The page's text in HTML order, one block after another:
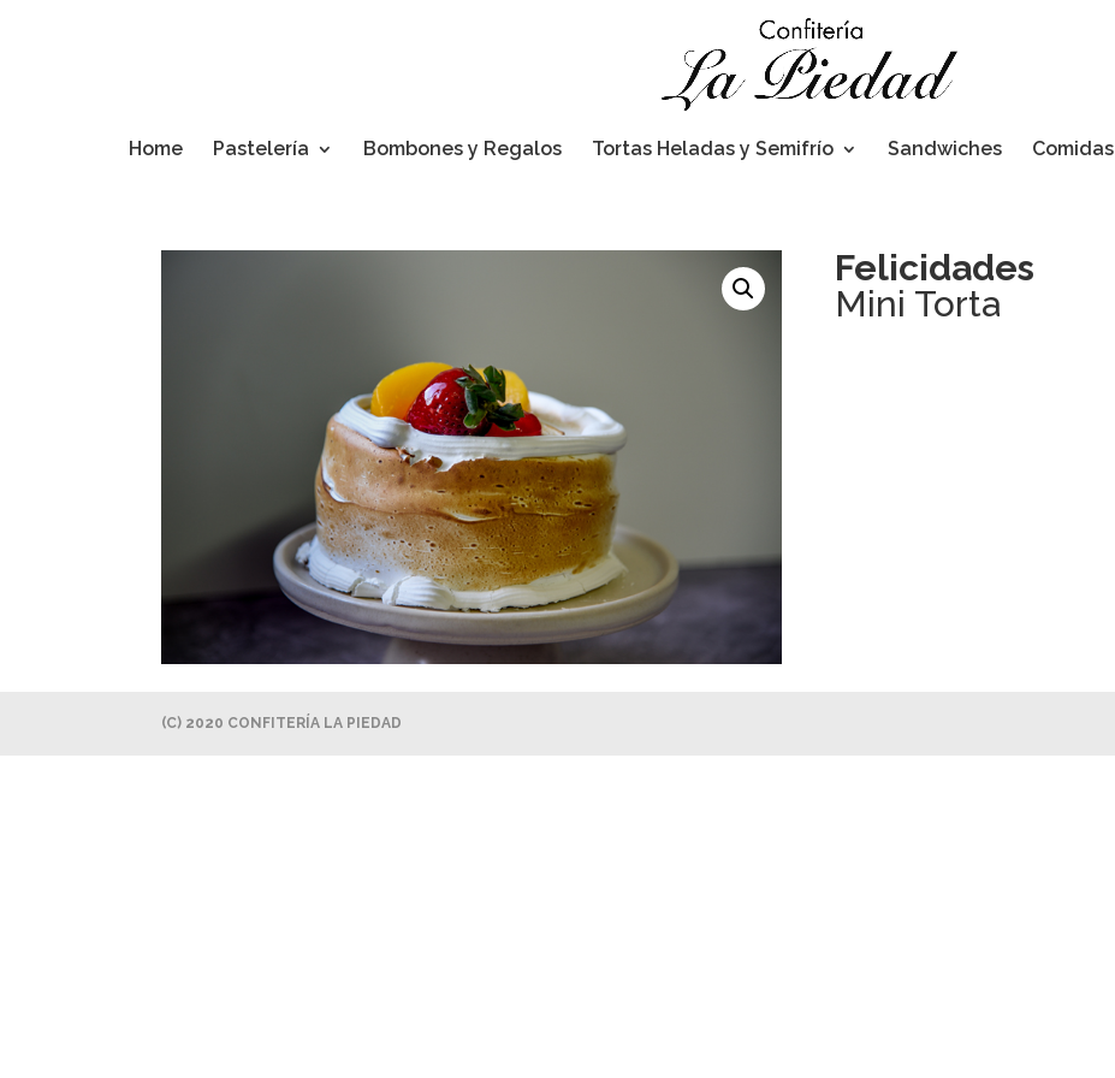
Home Pastelería Bombones y Regalos Tortas Heladas y Semifrío Sandwiches Comidas
Felicidades
Mini Torta
(C) 2020 CONFITERÍA LA PIEDAD